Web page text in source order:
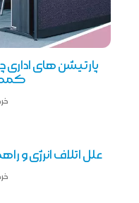
پارتیشن های
علل اتلاف انرژی و